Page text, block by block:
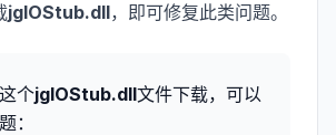
jgIOStub.dll，即可修复此类问题。
个jgIOStub.dll文件下载，可以
：